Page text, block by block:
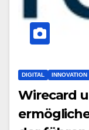
DIGITAL INNOVATION
Wirecard